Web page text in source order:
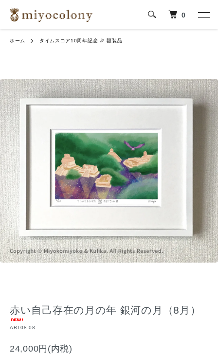
0
ホーム タイムスコア10周年記念 🎉 額装品
赤い自己存在の月の年 銀河の月（8月）
ART08-08
24,000円(内税)